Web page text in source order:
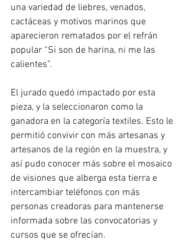
una variedad de liebres, venados,
cactáceas y motivos marinos que
aparecieron rematados por el refrán
popular “Si son de harina, ni me las
calientes”.
El jurado quedó impactado por esta
pieza, y la seleccionaron como la
ganadora en la categoría textiles. Esto le
permitió convivir con más artesanas y
artesanos de la región en la muestra, y
así pudo conocer más sobre el mosaico
de visiones que alberga esta tierra e
intercambiar teléfonos con más
personas creadoras para mantenerse
informada sobre las convocatorias y
cursos que se ofrecían.